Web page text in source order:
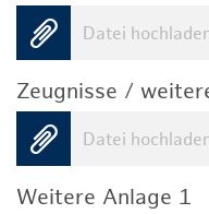
Datei
Zeugnisse /
Datei
Weitere Anlage 1